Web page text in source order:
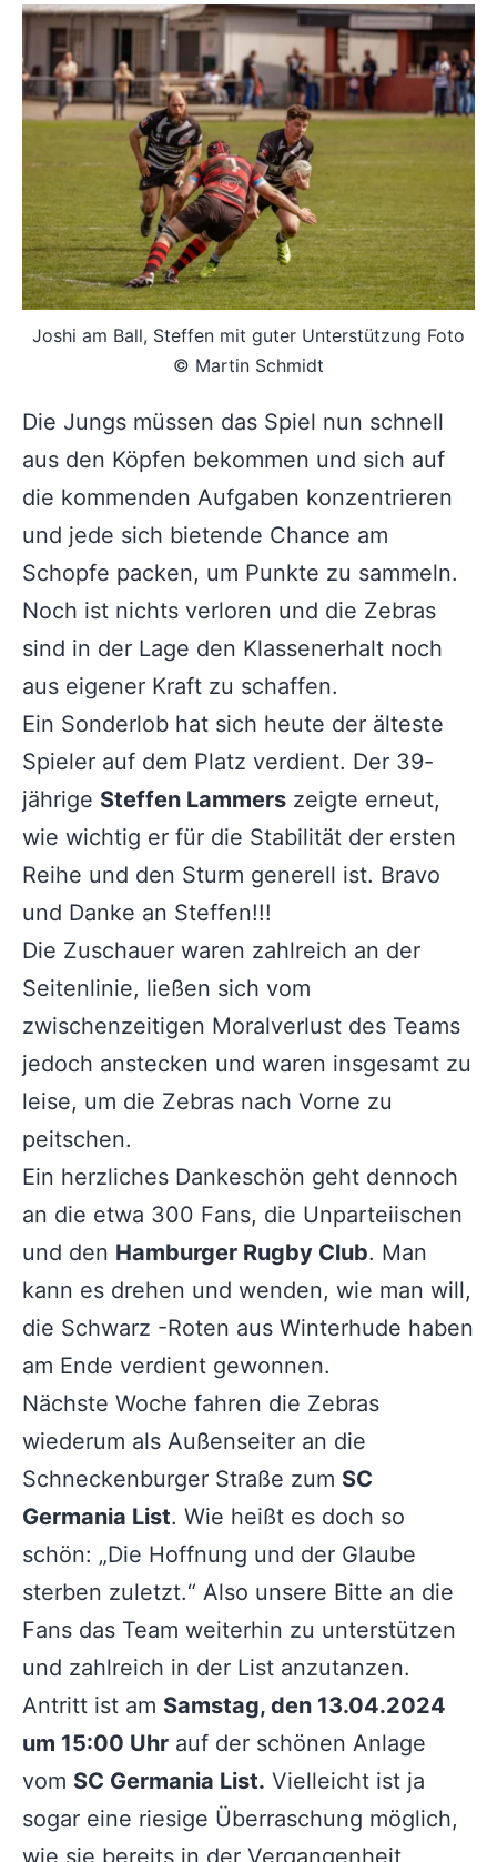
Joshi am Ball, Steffen mit guter Unterstützung Foto
© Martin Schmidt
Die Jungs müssen das Spiel nun schnell
aus den Köpfen bekommen und sich auf
die kommenden Aufgaben konzentrieren
und jede sich bietende Chance am
Schopfe packen, um Punkte zu sammeln.
Noch ist nichts verloren und die Zebras
sind in der Lage den Klassenerhalt noch
aus eigener Kraft zu schaffen.
Ein Sonderlob hat sich heute der älteste
Spieler auf dem Platz verdient. Der 39-
jährige Steffen Lammers zeigte erneut,
wie wichtig er für die Stabilität der ersten
Reihe und den Sturm generell ist. Bravo
und Danke an Steffen!!!
Die Zuschauer waren zahlreich an der
Seitenlinie, ließen sich vom
zwischenzeitigen Moralverlust des Teams
jedoch anstecken und waren insgesamt zu
leise, um die Zebras nach Vorne zu
peitschen.
Ein herzliches Dankeschön geht dennoch
an die etwa 300 Fans, die Unparteiischen
und den Hamburger Rugby Club. Man
kann es drehen und wenden, wie man will,
die Schwarz -Roten aus Winterhude haben
am Ende verdient gewonnen.
Nächste Woche fahren die Zebras
wiederum als Außenseiter an die
Schneckenburger Straße zum SC
Germania List. Wie heißt es doch so
schön: „Die Hoffnung und der Glaube
sterben zuletzt.“ Also unsere Bitte an die
Fans das Team weiterhin zu unterstützen
und zahlreich in der List anzutanzen.
Antritt ist am Samstag, den 13.04.2024
um 15:00 Uhr auf der schönen Anlage
vom SC Germania List. Vielleicht ist ja
sogar eine riesige Überraschung möglich,
wie sie bereits in der Vergangenheit